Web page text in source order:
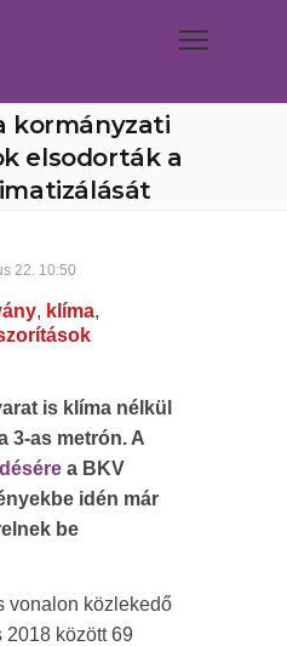
kormányzati
elsodorták a
22. 10:50
, klíma,
is klíma nélkül
3-as metrón. A
a BKV
idén már
be
vonalon közlekedő
2018 között 69